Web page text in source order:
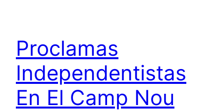
Proclamas
Independentistas
En El Camp Nou